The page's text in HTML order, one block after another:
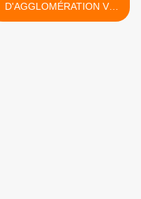
D'AGGLOMÉRATION VA
NAÎTRE EN VENDÉE SUR